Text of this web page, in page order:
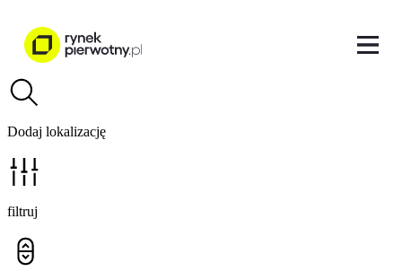
Dodaj lokalizację
filtruj